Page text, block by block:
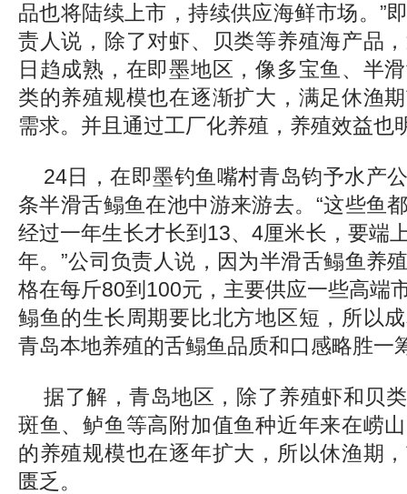
品也将陆续上市，持续供应海鲜市场。”
责人说，除了对虾、贝类等养殖海产品
日趋成熟，在即墨地区，像多宝鱼、半
类的养殖规模也在逐渐扩大，满足休渔
需求。并且通过工厂化养殖，养殖效益也
24日，在即墨钓鱼嘴村青岛钧予水产
条半滑舌鳎鱼在池中游来游去。“这些鱼
经过一年生长才长到13、4厘米长，要端
年。”公司负责人说，因为半滑舌鳎鱼养
格在每斤80到100元，主要供应一些高端
鳎鱼的生长周期要比北方地区短，所以
青岛本地养殖的舌鳎鱼品质和口感略胜一
据了解，青岛地区，除了养殖虾和贝
斑鱼、鲈鱼等高附加值鱼种近年来在崂
的养殖规模也在逐年扩大，所以休渔期
匮乏。